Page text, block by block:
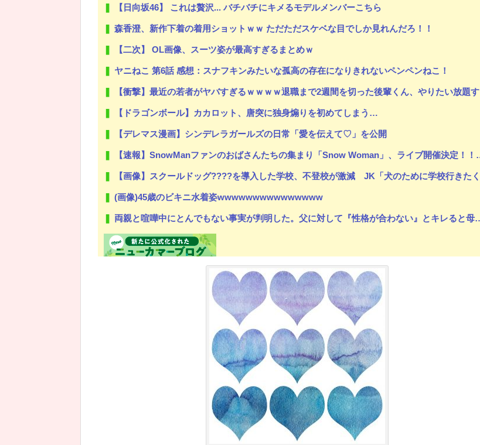
【日向坂46】 これは贅沢... バチバチにキメるモデルメンバーこちら
森香澄、新作下着の着用ショットｗｗ ただただスケベな目でしか見れんだろ！！
【二次】 OL画像、スーツ姿が最高すぎるまとめｗ
ヤニねこ 第6話 感想：スナフキンみたいな孤高の存在になりきれないペンペンねこ！
【衝撃】最近の若者がヤバすぎるｗｗｗｗ退職まで2週間を切った後輩くん、やりたい放題する…ヤバすぎる…
【ドラゴンボール】カカロット、唐突に独身煽りを初めてしまう…
【デレマス漫画】シンデレラガールズの日常「愛を伝えて♡」を公開
【速報】SnowManファンのおばさんたちの集まり「Snow Woman」、ライブ開催決定！！（※動画あり）
【画像】スクールドッグ????を導入した学校、不登校が激減 JK「犬のために学校行きたくなる」
(画像)45歳のビキニ水着姿wwwwwwwwwwwwwww
両親と喧嘩中にとんでもない事実が判明した。父に対して『性格が合わない』とキレると母が「こう言い出した」